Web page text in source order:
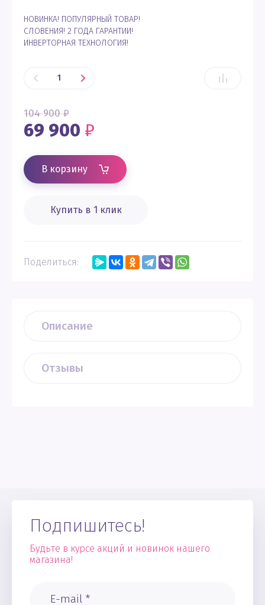
НОВИНКА! ПОПУЛЯРНЫЙ ТОВАР!
СЛОВЕНИЯ! 2 ГОДА ГАРАНТИИ!
ИНВЕРТОРНАЯ ТЕХНОЛОГИЯ!
104 900 ₽
69 900 ₽
В корзину
Купить в 1 клик
Поделиться:
Описание
Отзывы
Подпишитесь!
Будьте в курсе акций и новинок нашего
магазина!